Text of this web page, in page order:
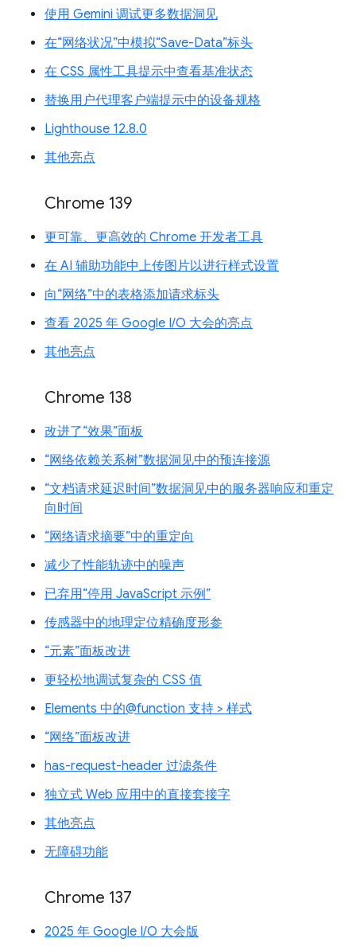
使用 Gemini 调试更多数据洞见
在“网络状况”中模拟“Save-Data”标头
在 CSS 属性工具提示中查看基准状态
替换用户代理客户端提示中的设备规格
Lighthouse 12.8.0
其他亮点
Chrome 139
更可靠、更高效的 Chrome 开发者工具
在 AI 辅助功能中上传图片以进行样式设置
向“网络”中的表格添加请求标头
查看 2025 年 Google I/O 大会的亮点
其他亮点
Chrome 138
改进了“效果”面板
“网络依赖关系树”数据洞见中的预连接源
“文档请求延迟时间”数据洞见中的服务器响应和重定
向时间
“网络请求摘要”中的重定向
减少了性能轨迹中的噪声
已弃用“停用 JavaScript 示例”
传感器中的地理定位精确度形参
“元素”面板改进
更轻松地调试复杂的 CSS 值
Elements 中的@function 支持 > 样式
“网络”面板改进
has-request-header 过滤条件
独立式 Web 应用中的直接套接字
其他亮点
无障碍功能
Chrome 137
2025 年 Google I/O 大会版